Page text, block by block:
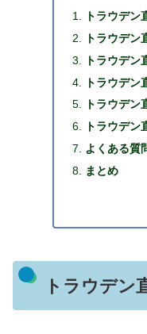
トラウデン
トラウデン
トラウデン
トラウデン
トラウデン
トラウデン
よくある質
まとめ
トラウデン